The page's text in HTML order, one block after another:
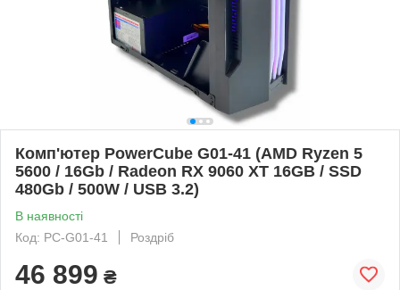
Комп'ютер PowerCube G01-41 (AMD Ryzen 5
5600 / 16Gb / Radeon RX 9060 XT 16GB / SSD
480Gb / 500W / USB 3.2)
В наявності
Код: PC-G01-41
Роздріб
46 899 ₴